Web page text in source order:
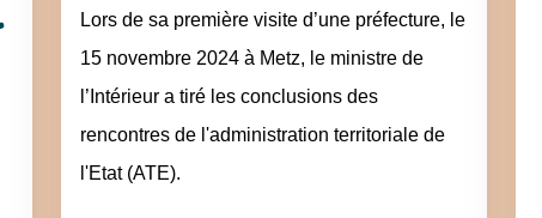
Lors de sa première visite d’une préfecture, le
15 novembre 2024 à Metz, le ministre de
l’Intérieur a tiré les conclusions des
rencontres de l'administration territoriale de
l'Etat (ATE).